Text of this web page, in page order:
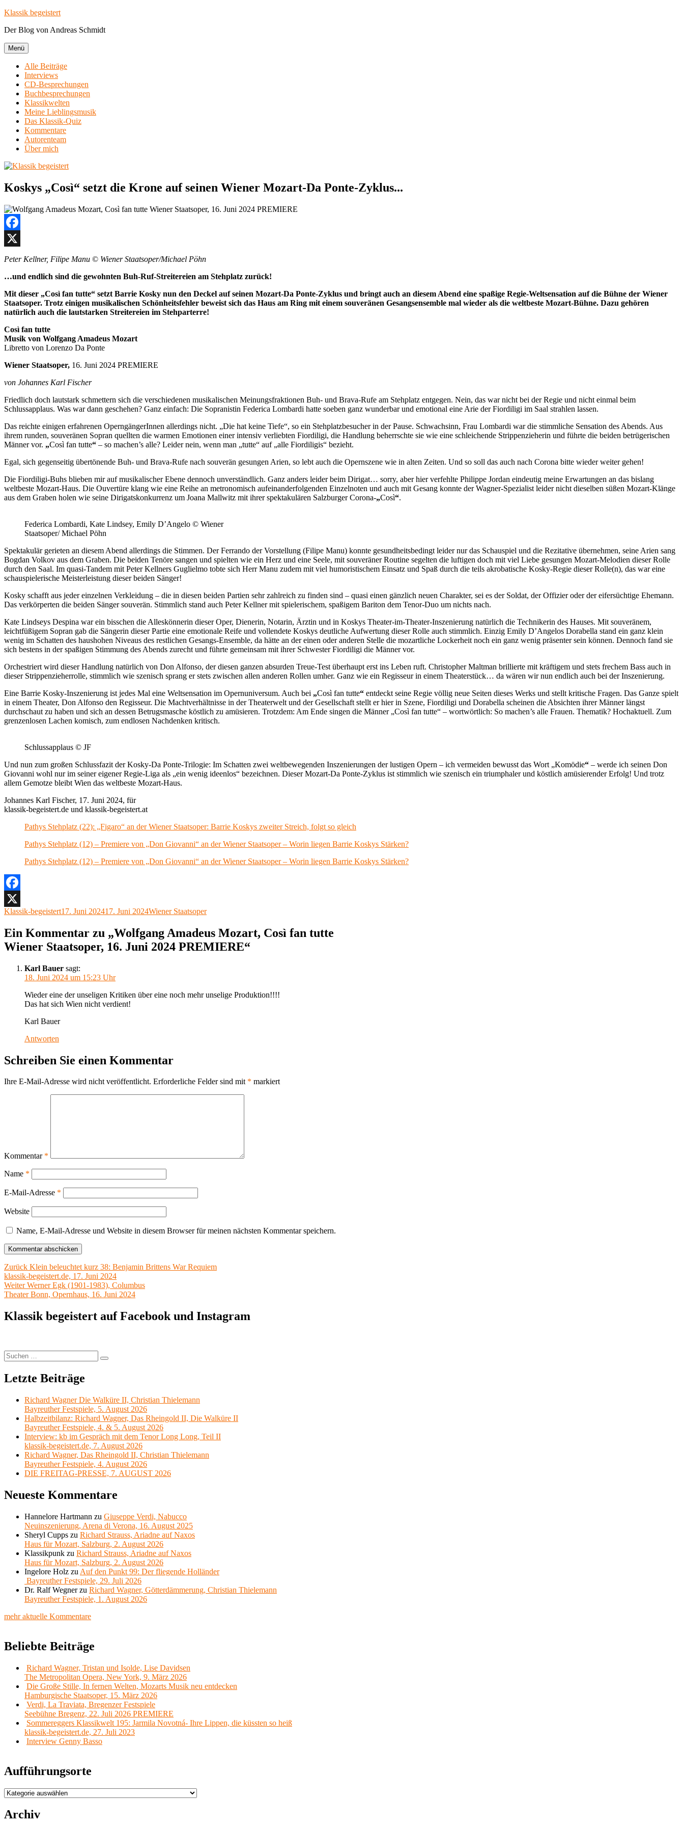
Zum
springen
Klassik begeistert
Der Blog von Andreas Schmidt
Menü
Alle Beiträge
Interviews
CD-Besprechungen
Buchbesprechungen
Klassikwelten
Meine Lieblingsmusik
Das Klassik-Quiz
Kommentare
Autorenteam
Über mich
Koskys „Così“ setzt die Krone auf seinen Wiener Mozart-Da Ponte-Zyklus...
Facebook
X
Peter Kellner, Filipe Manu © Wiener Staatsoper/Michael Pöhn
…und endlich sind die gewohnten Buh-Ruf-Streitereien am Stehplatz zurück!
Mit dieser „Così fan tutte“ setzt Barrie Kosky nun den Deckel auf seinen Mozart-Da Ponte-Zyklus und bringt auch an diesem Abend eine spaßige Regie-Weltsensation auf die Bühne der Wiener
Staatsoper. Trotz einigen musikalischen Schönheitsfehler beweist sich das Haus am Ring mit einem souveränen Gesangsensemble mal wieder als die weltbeste Mozart-Bühne. Dazu gehören
natürlich auch die lautstarken Streitereien im Stehparterre!
Così fan tutte
Musik von Wolfgang Amadeus Mozart
Libretto von Lorenzo Da Ponte
Wiener Staatsoper, 16. Juni 2024 PREMIERE
von Johannes Karl Fischer
Friedlich doch lautstark schmettern sich die verschiedenen musikalischen Meinungsfraktionen Buh- und Brava-Rufe am Stehplatz entgegen. Nein, das war nicht bei der Regie und nicht einmal beim
Schlussapplaus. Was war dann geschehen? Ganz einfach: Die Sopranistin Federica Lombardi hatte soeben ganz wunderbar und emotional eine Arie der Fiordiligi im Saal strahlen lassen.
Das reichte einigen erfahrenen OperngängerInnen allerdings nicht. „Die hat keine Tiefe“, so ein Stehplatzbesucher in der Pause. Schwachsinn, Frau Lombardi war die stimmliche Sensation des Abends. Aus
ihrem runden, souveränen Sopran quellten die warmen Emotionen einer intensiv verliebten Fiordiligi, die Handlung beherrschte sie wie eine schleichende Strippenzieherin und führte die beiden betrügerischen
Männer vor. „Così fan tutte“ – so machen’s alle? Leider nein, wenn man „tutte“ auf „alle Fiordiligis“ bezieht.
Egal, sich gegenseitig übertönende Buh- und Brava-Rufe nach souverän gesungen Arien, so lebt auch die Opernszene wie in alten Zeiten. Und so soll das auch nach Corona bitte wieder weiter gehen!
Die Fiordiligi-Buhs blieben mir auf musikalischer Ebene dennoch unverständlich. Ganz anders leider beim Dirigat… sorry, aber hier verfehlte Philippe Jordan eindeutig meine Erwartungen an das bislang
weltbeste Mozart-Haus. Die Ouvertüre klang wie eine Reihe an metronomisch aufeinanderfolgenden Einzelnoten und auch mit Gesang konnte der Wagner-Spezialist leider nicht dieselben süßen Mozart-Klänge
aus dem Graben holen wie seine Dirigatskonkurrenz um Joana Mallwitz mit ihrer spektakulären Salzburger Corona-„Così“.
Federica Lombardi, Kate Lindsey, Emily D’Angelo © Wiener
Staatsoper/ Michael Pöhn
Spektakulär gerieten an diesem Abend allerdings die Stimmen. Der Ferrando der Vorstellung (Filipe Manu) konnte gesundheitsbedingt leider nur das Schauspiel und die Rezitative übernehmen, seine Arien sang
Bogdan Volkov aus dem Graben. Die beiden Tenöre sangen und spielten wie ein Herz und eine Seele, mit souveräner Routine segelten die luftigen doch mit viel Liebe gesungen Mozart-Melodien dieser Rolle
durch den Saal. Im quasi-Tandem mit Peter Kellners Guglielmo tobte sich Herr Manu zudem mit viel humoristischem Einsatz und Spaß durch die teils akrobatische Kosky-Regie dieser Rolle(n), das war eine
schauspielerische Meisterleistung dieser beiden Sänger!
Kosky schafft aus jeder einzelnen Verkleidung – die in diesen beiden Partien sehr zahlreich zu finden sind – quasi einen gänzlich neuen Charakter, sei es der Soldat, der Offizier oder der eifersüchtige Ehemann.
Das verkörperten die beiden Sänger souverän. Stimmlich stand auch Peter Kellner mit spielerischem, spaßigem Bariton dem Tenor-Duo um nichts nach.
Kate Lindseys Despina war ein bisschen die Alleskönnerin dieser Oper, Dienerin, Notarin, Ärztin und in Koskys Theater-im-Theater-Inszenierung natürlich die Technikerin des Hauses. Mit souveränem,
leichtfüßigem Sopran gab die Sängerin dieser Partie eine emotionale Reife und vollendete Koskys deutliche Aufwertung dieser Rolle auch stimmlich. Einzig Emily D’Angelos Dorabella stand ein ganz klein
wenig im Schatten des haushohen Niveaus des restlichen Gesangs-Ensemble, da hätte an der einen oder anderen Stelle die mozartliche Lockerheit noch ein ganz wenig präsenter sein können. Dennoch fand sie
sich bestens in der spaßigen Stimmung des Abends zurecht und führte gemeinsam mit ihrer Schwester Fiordiligi die Männer vor.
Orchestriert wird dieser Handlung natürlich von Don Alfonso, der diesen ganzen absurden Treue-Test überhaupt erst ins Leben ruft. Christopher Maltman brillierte mit kräftigem und stets frechem Bass auch in
dieser Strippenzieherrolle, stimmlich wie szenisch sprang er stets zwischen allen anderen Rollen umher. Ganz wie ein Regisseur in einem Theaterstück… da wären wir nun endlich auch bei der Inszenierung.
Eine Barrie Kosky-Inszenierung ist jedes Mal eine Weltsensation im Opernuniversum. Auch bei „Così fan tutte“ entdeckt seine Regie völlig neue Seiten dieses Werks und stellt kritische Fragen. Das Ganze spielt
in einem Theater, Don Alfonso den Regisseur. Die Machtverhältnisse in der Theaterwelt und der Gesellschaft stellt er hier in Szene, Fiordiligi und Dorabella scheinen die Absichten ihrer Männer längst
durchschaut zu haben und sich an dessen Betrugsmasche köstlich zu amüsieren. Trotzdem: Am Ende singen die Männer „Così fan tutte“ – wortwörtlich: So machen’s alle Frauen. Thematik? Hochaktuell. Zum
grenzenlosen Lachen komisch, zum endlosen Nachdenken kritisch.
Schlussapplaus © JF
Und nun zum großen Schlussfazit der Kosky-Da Ponte-Trilogie: Im Schatten zwei weltbewegenden Inszenierungen der lustigen Opern – ich vermeiden bewusst das Wort „Komödie“ – werde ich seinen Don
Giovanni wohl nur im seiner eigener Regie-Liga als „ein wenig ideenlos“ bezeichnen. Dieser Mozart-Da Ponte-Zyklus ist stimmlich wie szenisch ein triumphaler und köstlich amüsierender Erfolg! Und trotz
allem Gemotze bleibt Wien das weltbeste Mozart-Haus.
Johannes Karl Fischer, 17. Juni 2024, für
klassik-begeistert.de und klassik-begeistert.at
Pathys Stehplatz (22): „Figaro“ an der Wiener Staatsoper: Barrie Koskys zweiter Streich, folgt so gleich
Pathys Stehplatz (12) – Premiere von „Don Giovanni“ an der Wiener Staatsoper – Worin liegen Barrie Koskys Stärken?
Pathys Stehplatz (12) – Premiere von „Don Giovanni“ an der Wiener Staatsoper – Worin liegen Barrie Koskys Stärken?
Facebook
X
Autor
Klassik-begeistertVeröffentlicht
17. Juni 202417. Juni 2024Kategorien
Wiener Staatsoper
Ein Kommentar zu „Wolfgang Amadeus Mozart, Così fan tutte
Wiener Staatsoper, 16. Juni 2024 PREMIERE“
Karl Bauer sagt:
18. Juni 2024 um 15:23 Uhr
Wieder eine der unseligen Kritiken über eine noch mehr unselige Produktion!!!!
Das hat sich Wien nicht verdient!
Karl Bauer
Antworten
Schreiben Sie einen Kommentar
Ihre E-Mail-Adresse wird nicht veröffentlicht. Erforderliche Felder sind mit * markiert
Kommentar *
Name *
E-Mail-Adresse *
Website
Name, E-Mail-Adresse und Website in diesem Browser für meinen nächsten Kommentar speichern.
Beitragsnavigation
Zurück Vorheriger
Beitrag:
Klein beleuchtet kurz 38: Benjamin Brittens War Requiem
klassik-begeistert.de, 17. Juni 2024
Weiter Nächster
Beitrag:
Werner Egk (1901-1983), Columbus
Theater Bonn, Opernhaus, 16. Juni 2024
Klassik begeistert auf Facebook und Instagram
Suchen
nach:
Suchen
Letzte Beiträge
Richard Wagner Die Walküre II, Christian Thielemann
Bayreuther Festspiele, 5. August 2026
Halbzeitbilanz: Richard Wagner, Das Rheingold II, Die Walküre II
Bayreuther Festspiele, 4. & 5. August 2026
Interview: kb im Gespräch mit dem Tenor Long Long, Teil II
klassik-begeistert.de, 7. August 2026
Richard Wagner, Das Rheingold II, Christian Thielemann
Bayreuther Festspiele, 4. August 2026
DIE FREITAG-PRESSE, 7. AUGUST 2026
Neueste Kommentare
Hannelore Hartmann zu Giuseppe Verdi, Nabucco
Neuinszenierung, Arena di Verona, 16. August 2025
Sheryl Cupps zu Richard Strauss, Ariadne auf Naxos
Haus für Mozart, Salzburg, 2. August 2026
Klassikpunk zu Richard Strauss, Ariadne auf Naxos
Haus für Mozart, Salzburg, 2. August 2026
Ingelore Holz zu Auf den Punkt 99: Der fliegende Holländer
Bayreuther Festspiele, 29. Juli 2026
Dr. Ralf Wegnerzu Richard Wagner, Götterdämmerung, Christian Thielemann
Bayreuther Festspiele, 1. August 2026
mehr aktuelle Kommentare
Beliebte Beiträge
Richard Wagner, Tristan und Isolde, Lise Davidsen
The Metropolitan Opera, New York, 9. März 2026
Die Große Stille, In fernen Welten, Mozarts Musik neu entdecken
Hamburgische Staatsoper, 15. März 2026
Verdi, La Traviata, Bregenzer Festspiele
Seebühne Bregenz, 22. Juli 2026 PREMIERE
Sommereggers Klassikwelt 195: Jarmila Novotná- Ihre Lippen, die küssten so heiß
klassik-begeistert.de, 27. Juli 2023
Interview Genny Basso
Aufführungsorte
Aufführungsorte
Archiv